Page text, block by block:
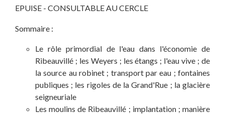
EPUISE - CONSULTABLE AU CERCLE
Sommaire :
Le rôle primordial de l'eau dans l'économie de
Ribeauvillé ; les Weyers ; les étangs ; l'eau vive ; de
la source au robinet ; transport par eau ; fontaines
publiques ; les rigoles de la Grand'Rue ; la glacière
seigneuriale
Les moulins de Ribeauvillé ; implantation ; manière